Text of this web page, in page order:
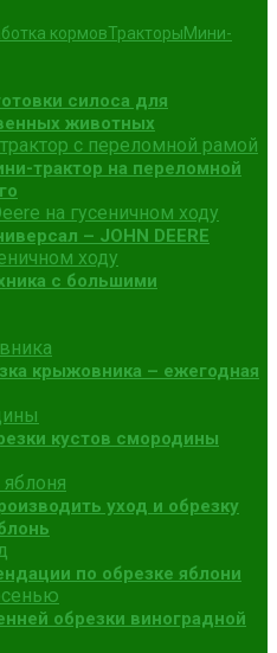
кормовТракторыМини-
силоса для
животных
трактор на переломной
– JOHN DEERE
с большими
крыжовника – ежегодная
кустов смородины
уход и обрезку
по обрезке яблони
обрезки виноградной